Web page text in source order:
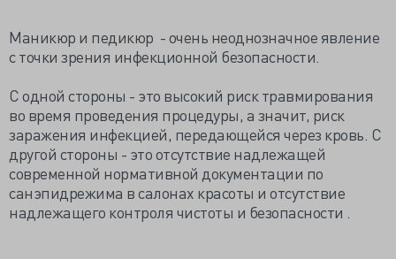
Маникюр и педикюр - очень неоднозначное явление
с точки зрения инфекционной безопасности.
С одной стороны - это высокий риск травмирования
во время проведения процедуры, а значит, риск
заражения инфекцией, передающейся через кровь. С
другой стороны - это отсутствие надлежащей
современной нормативной документации по
санэпидрежима в салонах красоты и отсутствие
надлежащего контроля чистоты и безопасности .